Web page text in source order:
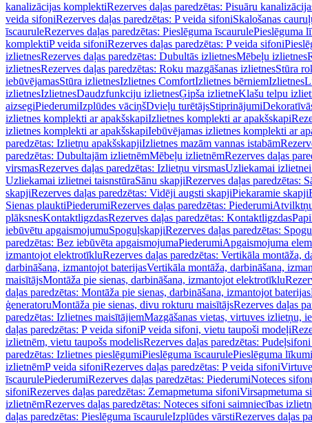
kanalizācijas komplektiRezerves daļas paredzētas: Pisuāru
veida sifoniRezerves daļas paredzētas: P veida sifoniSkalošanas
īscauruleRezerves daļas paredzētas: Pieslēguma īscaurulePieslēguma
komplektiP veida sifoniRezerves daļas paredzētas: P veida sifoni
izlietnesRezerves daļas paredzētas: Dubultās izlietnesMēbeļu izlietnes
izlietnesRezerves daļas paredzētas: Roku mazgāšanas izlietnesStūra
iebūvējamasStūra izlietnesIzlietnes ComfortIzlietnes bērniemIzlietnes
izlietnesIzlietnesDaudzfunkciju izlietnesĢipša izlietneKlašu telpu
aizsegiPiederumiIzplūdes vāciņšDvieļu turētājsStiprinājumi
izlietnes komplekti ar apakšskapiIzlietnes komplekti ar apakšskapi
izlietnes komplekti ar apakšskapiIebūvējamas izlietnes komplekti ar
paredzētas: Izlietņu apakšskapjiIzlietnes mazām vannas istabām
paredzētas: Dubultajām izlietnēmMēbeļu izlietnēmRezerves daļas
virsmasRezerves daļas paredzētas: Izlietņu virsmasUzliekamai
Uzliekamai izlietnei taisnstūraSānu skapjiRezerves daļas paredzētas:
skapjiRezerves daļas paredzētas: Vidēji augsti skapjiPiekaramie skapji
Sienas plauktiPiederumiRezerves daļas paredzētas: Piederumi
plāksnesKontaktligzdasRezerves daļas paredzētas: Kontaktligzdas
iebūvētu apgaismojumuSpoguļskapjiRezerves daļas paredzētas:
paredzētas: Bez iebūvēta apgaismojumaPiederumiApgaismojuma
izmantojot elektrotīkluRezerves daļas paredzētas: Vertikāla montāža,
darbināšana, izmantojot baterijasVertikāla montāža, darbināšana,
maisītājsMontāža pie sienas, darbināšana, izmantojot elektrotīklu
daļas paredzētas: Montāža pie sienas, darbināšana, izmantojot baterijas
ģeneratoruMontāža pie sienas, divu rokturu maisītājsRezerves daļas
paredzētas: Izlietnes maisītājiemMazgāšanas vietas, virtuves izlietņu,
daļas paredzētas: P veida sifoniP veida sifoni, vietu taupoši modeļi
izlietnēm, vietu taupošs modelisRezerves daļas paredzētas:
paredzētas: Izlietnes pieslēgumiPieslēguma īscaurulePieslēguma līkumi
izlietnēmP veida sifoniRezerves daļas paredzētas: P veida sifoni
īscaurulePiederumiRezerves daļas paredzētas: PiederumiNoteces
sifoniRezerves daļas paredzētas: Zemapmetuma sifoniVirsapmetuma
izlietnēmRezerves daļas paredzētas: Noteces sifoni saimniecības
daļas paredzētas: Pieslēguma īscauruleIzplūdes vārstiRezerves daļas